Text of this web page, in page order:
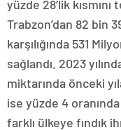
yüzde 28’lik
Trabzon’dan 82 bin
karşılığında 531
sağlandı. 2023
miktarında önceki
ise yüzde 4
farklı ülkeye fındık